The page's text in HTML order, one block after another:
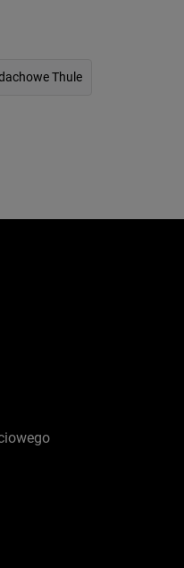
Thule